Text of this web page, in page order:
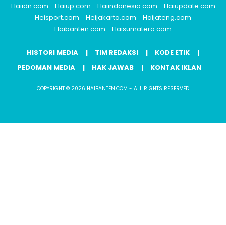
Haiidn.com
Haiup.com Haiindonesia.com
Haiupdate.com
Heisport.com
Heijakarta.com
Haijateng.com
Haibanten.com
Haisumatera.com
HISTORI MEDIA TIM REDAKSI
KODE ETIK
PEDOMAN MEDIA
HAK JAWAB KONTAK IKLAN
COPYRIGHT © 2026 HAIBANTEN.COM - ALL RIGHTS RESERVED